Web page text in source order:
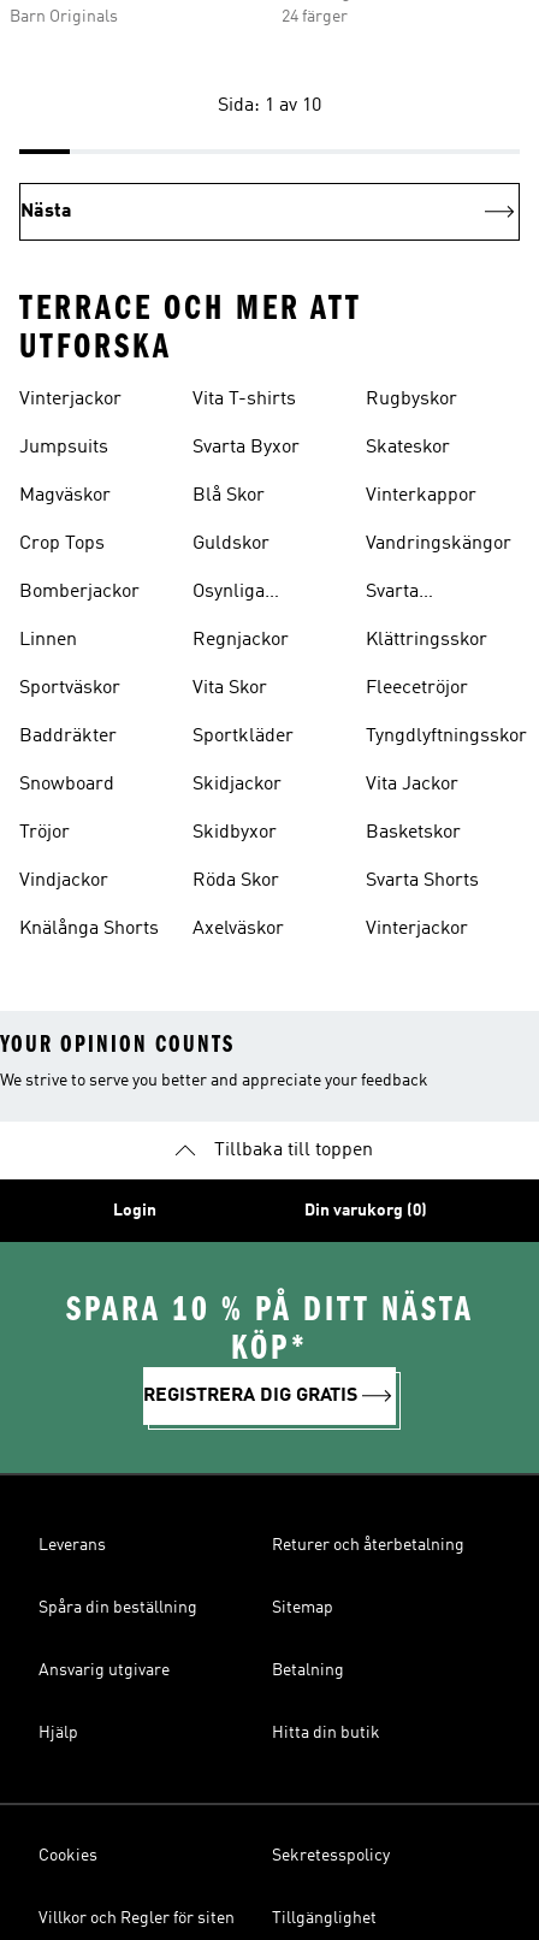
Barn Originals
24 färger
Sida: 1 av 10
Nästa
TERRACE OCH MER ATT
UTFORSKA
Vinterjackor
Jumpsuits
Magväskor
Crop Tops
Bomberjackor
Linnen
Sportväskor
Baddräkter
Snowboard
Tröjor
Vindjackor
Knälånga Shorts
Vita T-shirts
Svarta Byxor
Blå Skor
Guldskor
Osynliga
Regnjackor
Vita Skor
Sportkläder
Skidjackor
Skidbyxor
Röda Skor
Axelväskor
Rugbyskor
Skateskor
Vinterkappor
Vandringskängor
Svarta
Klättringsskor
Fleecetröjor
Tyngdlyftningsskor
Vita Jackor
Basketskor
Svarta Shorts
Vinterjackor
YOUR OPINION COUNTS
We strive to serve you better and appreciate your feedback
Tillbaka till toppen
Login Din varukorg (0)
SPARA 10 % PÅ DITT NÄSTA
KÖP*
REGISTRERA DIG GRATIS
Leverans Returer och återbetalning
Spåra din beställning Sitemap
Ansvarig utgivare Betalning
Hjälp Hitta din butik
Cookies Sekretesspolicy
Villkor och Regler för siten Tillgänglighet